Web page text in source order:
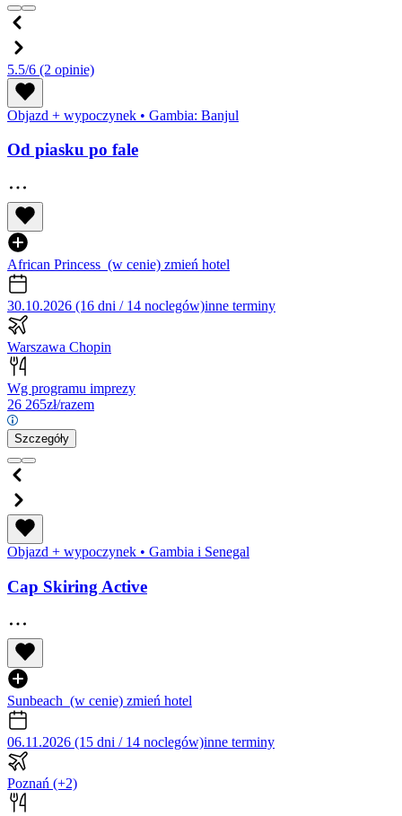
5.5/6 (2 opinie)
Objazd + wypoczynek • Gambia: Banjul
Od piasku po fale
African Princess (w cenie) zmień hotel
30.10.2026 (16 dni / 14 noclegów)inne terminy
Warszawa Chopin
Wg programu imprezy
26 265zł/razem
Szczegóły
Objazd + wypoczynek • Gambia i Senegal
Cap Skiring Active
Sunbeach (w cenie) zmień hotel
06.11.2026 (15 dni / 14 noclegów)inne terminy
Poznań (+2)